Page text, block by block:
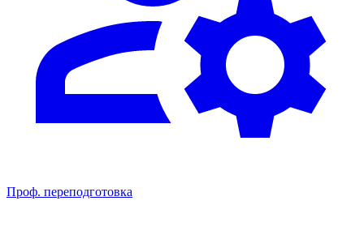
Проф. переподготовка